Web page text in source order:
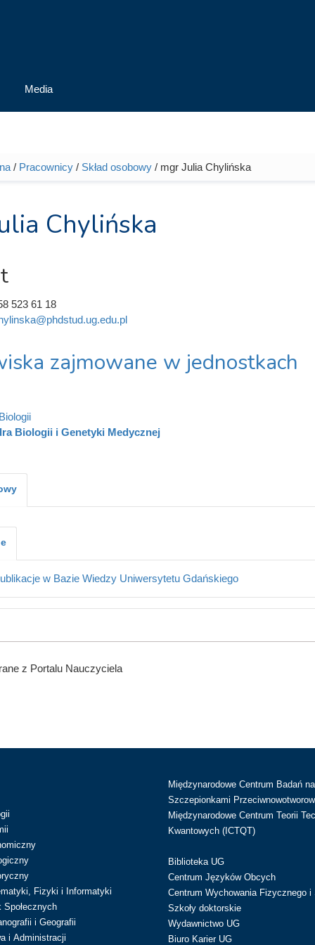
Media
/ Pracownicy/ Skład osobowy/ mgr Julia Chylińska
Chylińska
523 61 18
zajmowane w jednostkach
Biologii i Genetyki Medycznej
w Bazie Wiedzy Uniwersytetu Gdańskiego
z Portalu Nauczyciela
Fizyki i Informatyki
Społecznych
i Geografii
i Administracji
Międzynarodowe Centrum Badań
Szczepionkami
Międzynarodowe Centrum Teorii
Kwantowych (ICTQT)
Biblioteka UG
Centrum Języków Obcych
Centrum Wychowania Fizycznego i
Szkoły doktorskie
Wydawnictwo UG
Biuro Karier UG